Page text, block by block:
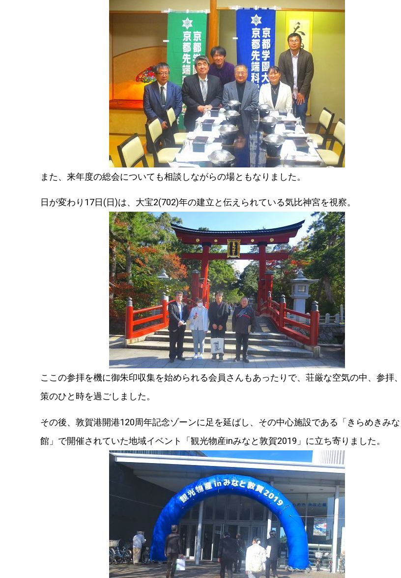
また、来年度の総会についても相談しながらの場ともなりました。
日が変わり17日(日)は、大宝2(702)年の建立と伝えられている気比神宮を視察。
ここの参拝を機に御朱印収集を始められる会員さんもあったりで、荘厳な空気の中、参拝
策のひと時を過ごしました。
その後、敦賀港開港120周年記念ゾーンに足を延ばし、その中心施設である「きらめきみな
館」で開催されていた地域イベント「観光物産inみなと敦賀2019」に立ち寄りました。